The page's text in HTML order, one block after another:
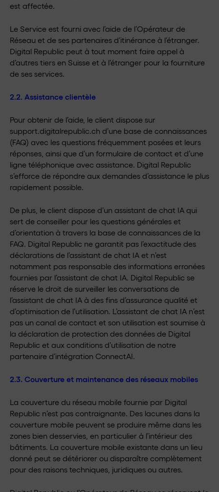
est affectée.
Le Service est fourni avec l’aide de l’Opérateur de
Réseau et de ses partenaires d’itinérance à l’étranger.
Digital Republic peut à tout moment faire appel à
d’autres tiers en Suisse et à l’étranger pour la fourniture
de ses services.
2.2. Assistance clientèle
Pour obtenir de l’aide, le client dispose sur
support.digitalrepublic.ch d’une base de connaissances
(FAQ) avec les questions fréquemment posées et leurs
réponses, ainsi que d’un formulaire de contact et d’une
ligne téléphonique avec assistance. Digital Republic
s’efforce de répondre aux demandes d’assistance le plus
rapidement possible.
De plus, le client dispose d’un assistant de chat IA qui
sert de conseiller pour les questions générales et
d’orientation à travers la base de connaissances de la
FAQ. Digital Republic ne garantit pas l’exactitude des
déclarations de l’assistant de chat IA et n’est
notamment pas responsable des informations erronées
fournies par l’assistant de chat IA. Digital Republic se
réserve le droit de surveiller les conversations de
l’assistant de chat IA à des fins d’assurance qualité et
d’optimisation de l’utilisation. L’assistant de chat IA n’est
pas un canal de contact et son utilisation est soumise à
la déclaration de protection des données de Digital
Republic et aux conditions d’utilisation de notre
partenaire d’intégration ConnectAI.
2.3. Couverture et maintenance des réseaux mobiles
La couverture du réseau mobile fournie par Digital
Republic n’est pas contraignante. Des lacunes dans la
couverture mobile peuvent se produire même dans les
zones bien desservies, en particulier à l’intérieur des
bâtiments. La couverture mobile existante dans un lieu
donné peut se détériorer ou disparaître complètement
pour des raisons techniques, juridiques ou autres.